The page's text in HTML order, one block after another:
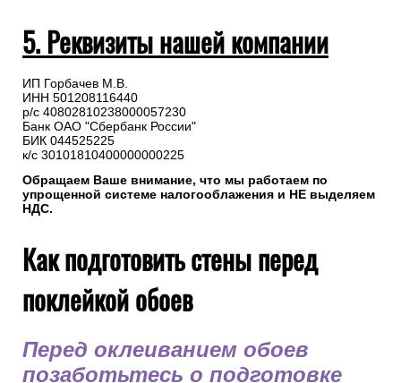
5. Реквизиты нашей компании
ИП Горбачев М.В.
ИНН 501208116440
р/с 40802810238000057230
Банк ОАО "Сбербанк России"
БИК 044525225
к/с 30101810400000000225
Обращаем Ваше внимание, что мы работаем по
упрощенной системе налогооблажения и НЕ выделяем
НДС.
Как подготовить стены перед
поклейкой обоев
Перед оклеиванием обоев
позаботьтесь о подготовке